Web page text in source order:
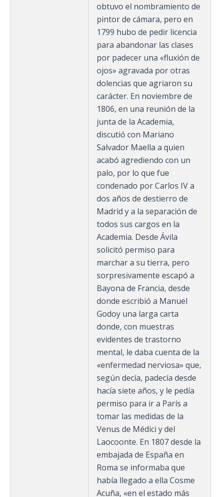
obtuvo el nombramiento de
pintor de cámara, pero en
1799 hubo de pedir licencia
para abandonar las clases
por padecer una «fluxión de
ojos» agravada por otras
dolencias que agriaron su
carácter. En noviembre de
1806, en una reunión de la
junta de la Academia,
discutió con Mariano
Salvador Maella a quien
acabó agrediendo con un
palo, por lo que fue
condenado por Carlos IV a
dos años de destierro de
Madrid y a la separación de
todos sus cargos en la
Academia.​ Desde Ávila
solicitó permiso para
marchar a su tierra, pero
sorpresivamente escapó a
Bayona de Francia, desde
donde escribió a Manuel
Godoy una larga carta
donde, con muestras
evidentes de trastorno
mental, le daba cuenta de la
«enfermedad nerviosa» que,
según decía, padecía desde
hacía siete años, y le pedía
permiso para ir a París a
tomar las medidas de la
Venus de Médici y del
Laocoonte. En 1807 desde la
embajada de España en
Roma se informaba que
había llegado a ella Cosme
Acuña, «en el estado más